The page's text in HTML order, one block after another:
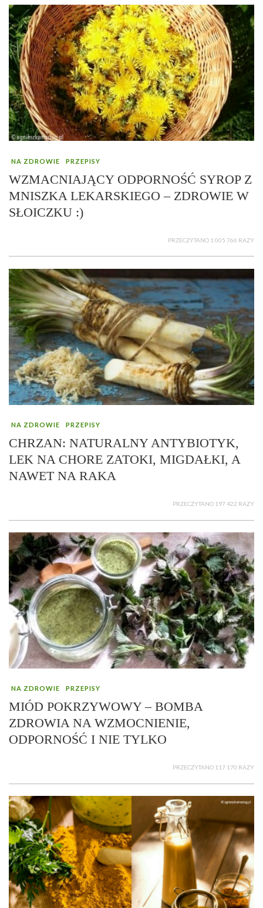
NA ZDROWIE PRZEPISY
WZMACNIAJĄCY ODPORNOŚĆ SYROP Z
MNISZKA LEKARSKIEGO – ZDROWIE W
SŁOICZKU :)
PRZECZYTANO 1 005 766 RAZY
NA ZDROWIE PRZEPISY
CHRZAN: NATURALNY ANTYBIOTYK,
LEK NA CHORE ZATOKI, MIGDAŁKI, A
NAWET NA RAKA
PRZECZYTANO 197 422 RAZY
NA ZDROWIE PRZEPISY
MIÓD POKRZYWOWY – BOMBA
ZDROWIA NA WZMOCNIENIE,
ODPORNOŚĆ I NIE TYLKO
PRZECZYTANO 117 170 RAZY